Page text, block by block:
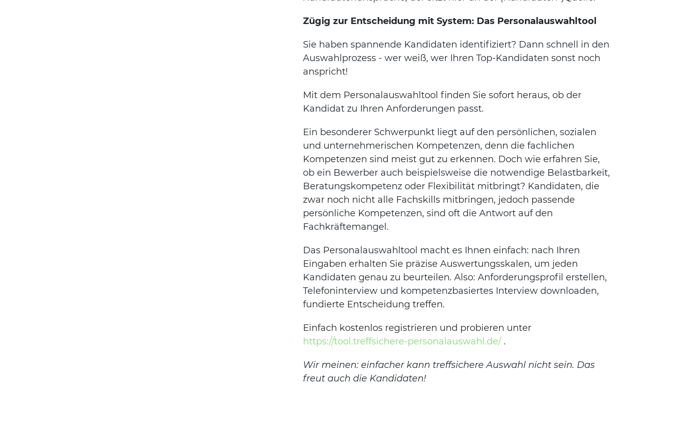
Zügig zur Entscheidung mit System: Das Personalauswahltool
Sie haben spannende Kandidaten identifiziert? Dann schnell in den
Auswahlprozess - wer weiß, wer Ihren Top-Kandidaten sonst noch
anspricht!
Mit dem Personalauswahltool finden Sie sofort heraus, ob der
Kandidat zu Ihren Anforderungen passt.
Ein besonderer Schwerpunkt liegt auf den persönlichen, sozialen
und unternehmerischen Kompetenzen, denn die fachlichen
Kompetenzen sind meist gut zu erkennen. Doch wie erfahren Sie,
ob ein Bewerber auch beispielsweise die notwendige Belastbarkeit,
Beratungskompetenz oder Flexibilität mitbringt? Kandidaten, die
zwar noch nicht alle Fachskills mitbringen, jedoch passende
persönliche Kompetenzen, sind oft die Antwort auf den
Fachkräftemangel.
Das Personalauswahltool macht es Ihnen einfach: nach Ihren
Eingaben erhalten Sie präzise Auswertungsskalen, um jeden
Kandidaten genau zu beurteilen. Also: Anforderungsprofil erstellen,
Telefoninterview und kompetenzbasiertes Interview downloaden,
fundierte Entscheidung treffen.
Einfach kostenlos registrieren und probieren unter
https://tool.treffsichere-personalauswahl.de/ .
Wir meinen: einfacher kann treffsichere Auswahl nicht sein. Das
freut auch die Kandidaten!